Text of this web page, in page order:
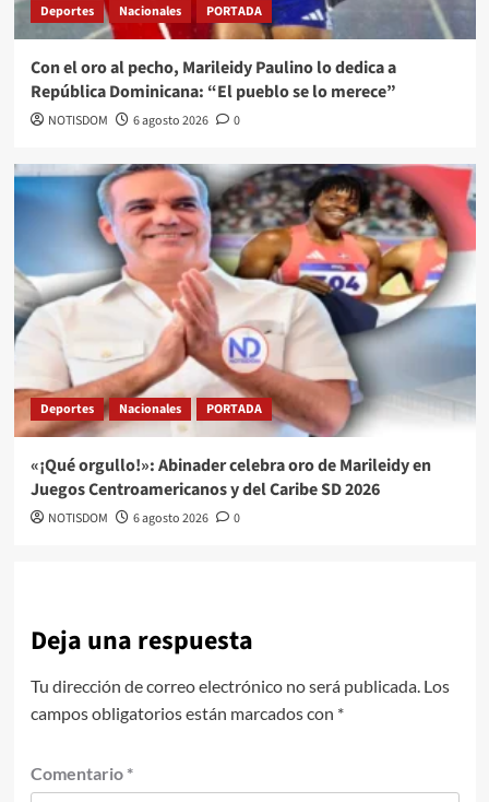
Deportes Nacionales PORTADA
Con el oro al pecho, Marileidy Paulino lo dedica a
República Dominicana: “El pueblo se lo merece”
NOTISDOM 6 agosto 2026 0
Deportes Nacionales PORTADA
«¡Qué orgullo!»: Abinader celebra oro de Marileidy en
Juegos Centroamericanos y del Caribe SD 2026
NOTISDOM 6 agosto 2026 0
Deja una respuesta
Tu dirección de correo electrónico no será publicada. Los
campos obligatorios están marcados con *
Comentario *